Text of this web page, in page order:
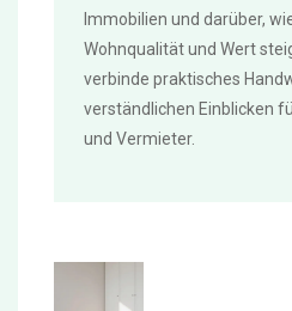
Immobilien und darüber,
Wohnqualität und Wert
verbinde praktisches
verständlichen Einblicken
und Vermieter.